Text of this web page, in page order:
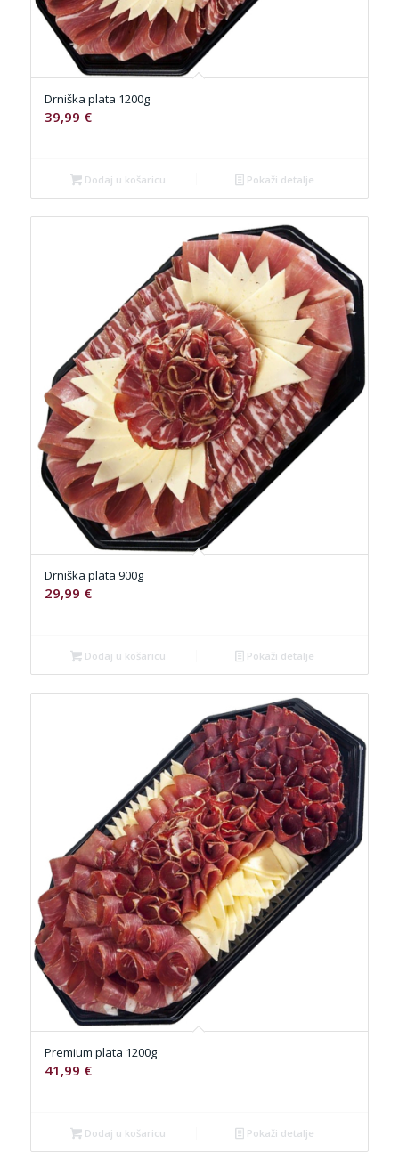
Drniška plata 1200g
39,99 €
Dodaj u košaricu Pokaži detalje
Drniška plata 900g
29,99 €
Dodaj u košaricu Pokaži detalje
Premium plata 1200g
41,99 €
Dodaj u košaricu Pokaži detalje